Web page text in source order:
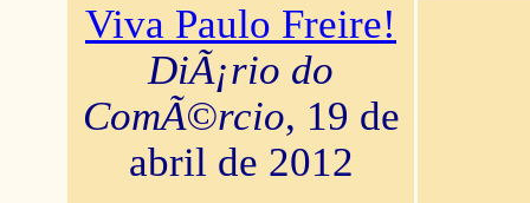
Viva Paulo Freire!
DiÃ¡rio do
ComÃ©rcio, 19 de
abril de 2012